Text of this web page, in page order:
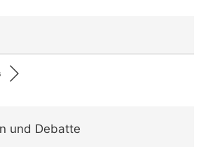
und Debatte